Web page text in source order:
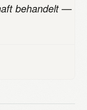
behandelt —